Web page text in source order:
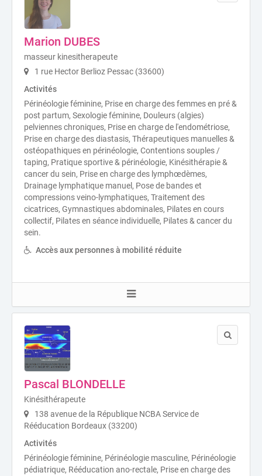
Marion DUBES
masseur kinesitherapeute
1 rue Hector Berlioz Pessac (33600)
Activités
Périnéologie féminine, Prise en charge des femmes en pré &
post partum, Sexologie féminine, Douleurs (algies)
pelviennes chroniques, Prise en charge de l'endométriose,
Prise en charge des diastasis, Thérapeutiques manuelles &
ostéopathiques en périnéologie, Contentions souples /
taping, Pratique sportive & périnéologie, Kinésithérapie &
cancer du sein, Prise en charge des lymphœdèmes,
Drainage lymphatique manuel, Pose de bandes et
compressions veino-lymphatiques, Traitement des
cicatrices, Gymnastiques abdominales, Pilates en cours
collectif, Pilates en séance individuelle, Pilates & cancer du
sein.
Accès aux personnes à mobilité réduite
Pascal BLONDELLE
Kinésithérapeute
138 avenue de la République NCBA Service de
Rééducation Bordeaux (33200)
Activités
Périnéologie féminine, Périnéologie masculine, Périnéologie
pédiatrique, Rééducation ano-rectale, Prise en charge des